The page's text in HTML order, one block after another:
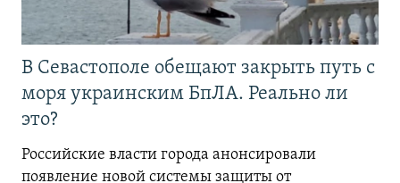
В Севастополе обещают закрыть путь с
моря украинским БпЛА. Реально ли
это?
Российские власти города анонсировали
появление новой системы защиты от